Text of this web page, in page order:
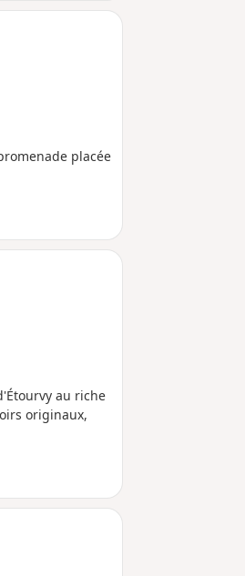
placée
au riche
originaux,